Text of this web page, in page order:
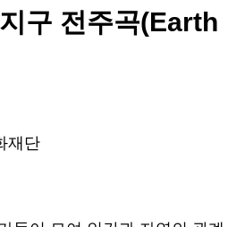
구 전주곡(Earth
재단